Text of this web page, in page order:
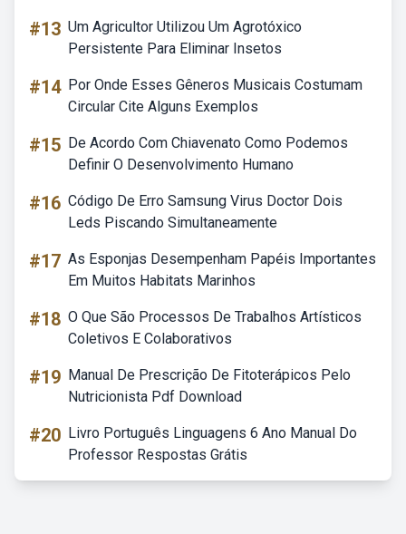
#13 Um Agricultor Utilizou Um Agrotóxico
Persistente Para Eliminar Insetos
#14 Por Onde Esses Gêneros Musicais Costumam
Circular Cite Alguns Exemplos
#15 De Acordo Com Chiavenato Como Podemos
Definir O Desenvolvimento Humano
#16 Código De Erro Samsung Virus Doctor Dois
Leds Piscando Simultaneamente
#17 As Esponjas Desempenham Papéis Importantes
Em Muitos Habitats Marinhos
#18 O Que São Processos De Trabalhos Artísticos
Coletivos E Colaborativos
#19 Manual De Prescrição De Fitoterápicos Pelo
Nutricionista Pdf Download
#20 Livro Português Linguagens 6 Ano Manual Do
Professor Respostas Grátis